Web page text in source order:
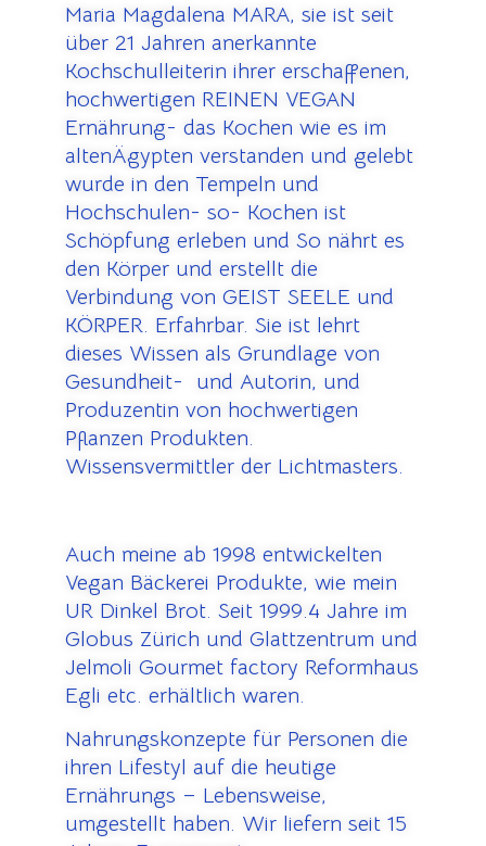
Maria Magdalena MARA, sie ist seit
über 21 Jahren anerkannte
Kochschulleiterin ihrer erschaffenen,
hochwertigen REINEN VEGAN
Ernährung- das Kochen wie es im
altenÄgypten verstanden und gelebt
wurde in den Tempeln und
Hochschulen- so- Kochen ist
Schöpfung erleben und So nährt es
den Körper und erstellt die
Verbindung von GEIST SEELE und
KÖRPER. Erfahrbar. Sie ist lehrt
dieses Wissen als Grundlage von
Gesundheit- und Autorin, und
Produzentin von hochwertigen
Pflanzen Produkten.
Wissensvermittler der Lichtmasters.
Auch meine ab 1998 entwickelten
Vegan Bäckerei Produkte, wie mein
UR Dinkel Brot. Seit 1999.4 Jahre im
Globus Zürich und Glattzentrum und
Jelmoli Gourmet factory Reformhaus
Egli etc. erhältlich waren.
Nahrungskonzepte für Personen die
ihren Lifestyl auf die heutige
Ernährungs – Lebensweise,
umgestellt haben. Wir liefern seit 15